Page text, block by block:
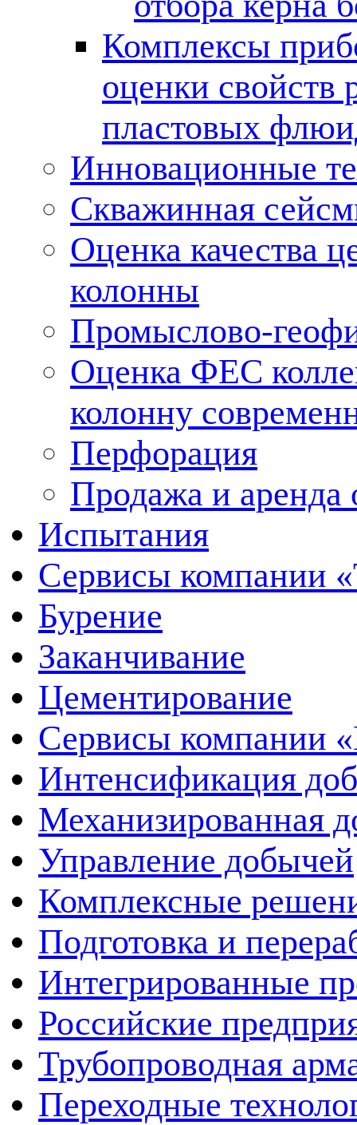
Комплексы
оценки свойств
пластовых
Инновационные
Скважинная
Оценка качества
колонны
Промыслово-
Оценка ФЕС
колонну
Перфорация
Продажа и аренда
Испытания
Сервисы компании
Бурение
Заканчивание
Цементирование
Сервисы компании
Интенсификация
Механизированная
Управление добычей
Комплексные
Подготовка и
Интегрированные
Российские
Трубопроводная
Переходные